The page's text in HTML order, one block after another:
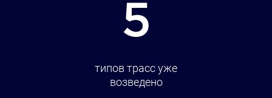
5
типов трасс уже
возведено